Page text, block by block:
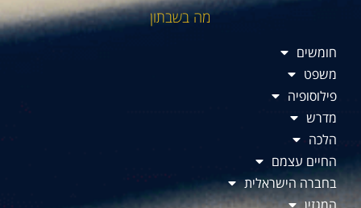
מה בשבתון
חומשים
משפט
פילוסופיה
מדרש
הלכה
החיים עצמם
בחברה הישראלית